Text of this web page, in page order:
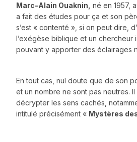
Marc-Alain Ouaknin, né en 1957,
a fait des études pour ça et son
s’est « contenté », si on peut dire,
l’exégèse biblique et un chercheur
pouvant y apporter des éclairages
En tout cas, nul doute que de son
et un nombre ne sont pas neutres. Il
décrypter les sens cachés,
intitulé précisément « Mystères